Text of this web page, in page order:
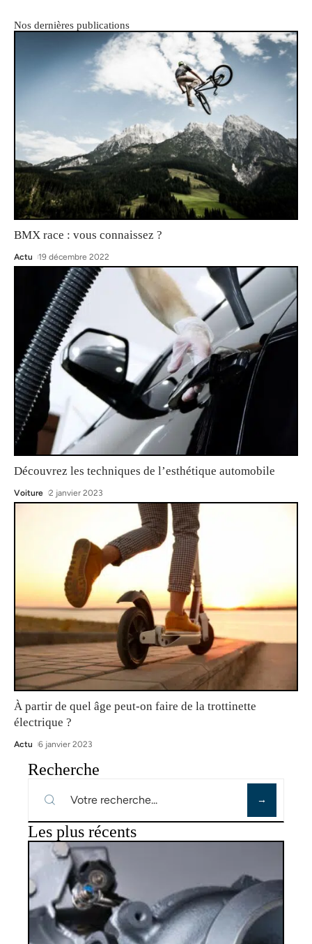
Nos dernières publications
BMX race : vous connaissez ?
Actu 19 décembre 2022
Découvrez les techniques de l’esthétique automobile
Voiture 2 janvier 2023
À partir de quel âge peut-on faire de la trottinette
électrique ?
Actu 6 janvier 2023
Recherche
Les plus récents